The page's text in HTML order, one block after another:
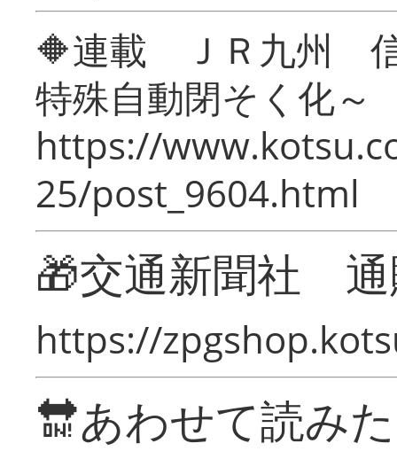
🔶連載 ＪＲ九州 信
特殊自動閉そく化～
https://
25/post_9604.html
🎁交通新聞社
https://
🔛あわせて読み